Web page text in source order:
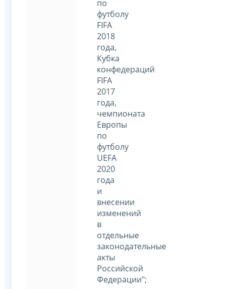
по
футболу
FIFA
2018
года,
Кубка
конфедераций
FIFA
2017
года,
чемпионата
Европы
по
футболу
UEFA
2020
года
и
внесении
изменений
в
отдельные
законодательные
акты
Российской
Федерации";